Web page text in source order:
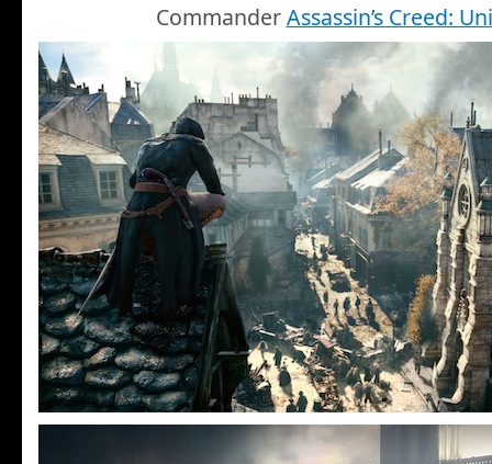
CommanderAssassin’s Creed: